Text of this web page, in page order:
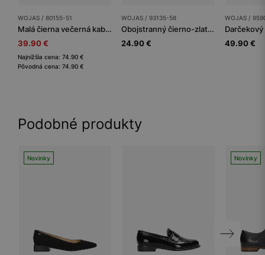
WOJAS / 80155-51
Malá čierna večerná kabelka so zlatou ozdobou
39.90 €
Najnižšia cena: 74.90 €
Pôvodná cena: 74.90 €
WOJAS / 93135-58
Obojstranný čierno-zlatý dámsky opasok so zlatou spínadlom
24.90 €
WOJAS /
49.90 €
Podobné produkty
Novinky Novinky